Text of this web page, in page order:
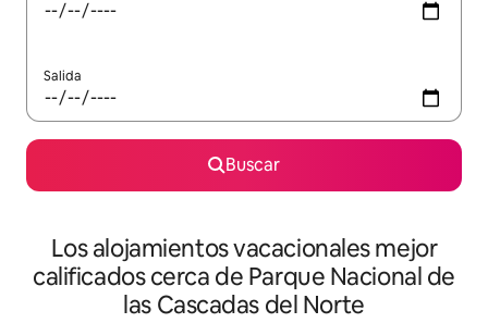
Salida
Buscar
Los alojamientos vacacionales mejor
calificados cerca de Parque Nacional de
las Cascadas del Norte